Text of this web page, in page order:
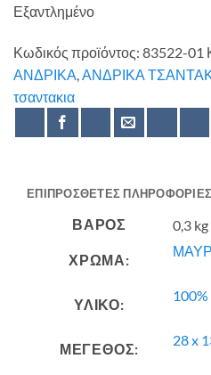
Εξαντλημένο
Κωδικός προϊόντος: 83522-01
ΑΝΔΡΙΚΑ,ΑΝΔΡΙΚΑ
τσαντακια
ΕΠΙΠΡΌΣΘΕΤΕΣ ΠΛΗΡΟΦΟΡΊΕΣ
ΒΆΡΟΣ 0,3 kg
ΧΡΩΜΑ:
ΥΛΙΚΟ:
ΜΕΓΕΘΟΣ:
28 x